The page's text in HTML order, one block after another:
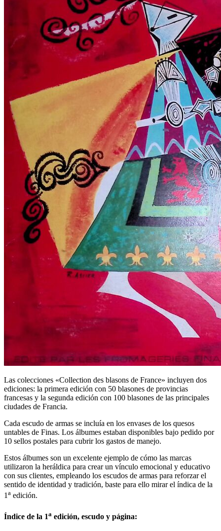
Las colecciones «Collection des blasons de France» incluyen dos
ediciones: la primera edición con 50 blasones de provincias
francesas y la segunda edición con 100 blasones de las principales
ciudades de Francia.
Cada escudo de armas se incluía en los envases de los quesos
untables de Finas. Los álbumes estaban disponibles bajo pedido por
10 sellos postales para cubrir los gastos de manejo.
Estos álbumes son un excelente ejemplo de cómo las marcas
utilizaron la heráldica para crear un vínculo emocional y educativo
con sus clientes, empleando los escudos de armas para reforzar el
sentido de identidad y tradición, baste para ello mirar el índica de la
1 a edición.
Índice de la 1a edición, escudo y página: